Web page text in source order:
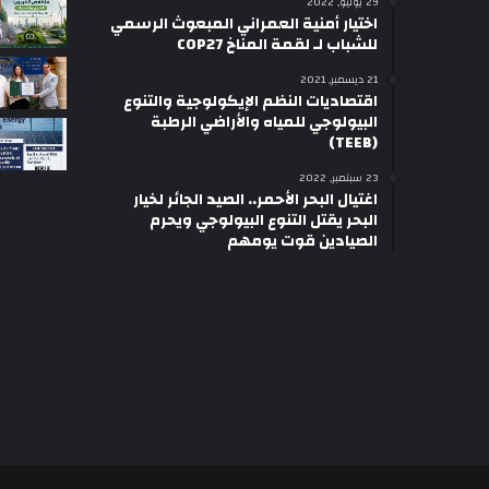
اختيار أمنية العمراني المبعوث الرسمي
للشباب لـ لقمة المناخ COP27
21 ديسمبر, 2021
اقتصاديات النظم الإيكولوجية والتنوع
البيولوجي للمياه والأراضي الرطبة
(TEEB)
23 سبتمبر, 2022
اغتيال البحر الأحمر.. الصيد الجائر لخيار
البحر يقتل التنوع البيولوجي ويحرم
الصيادين قوت يومهم